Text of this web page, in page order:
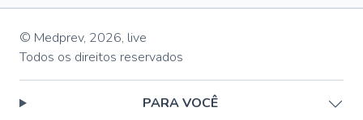
© Medprev, 2026, live
Todos os direitos reservados
PARA VOCÊ